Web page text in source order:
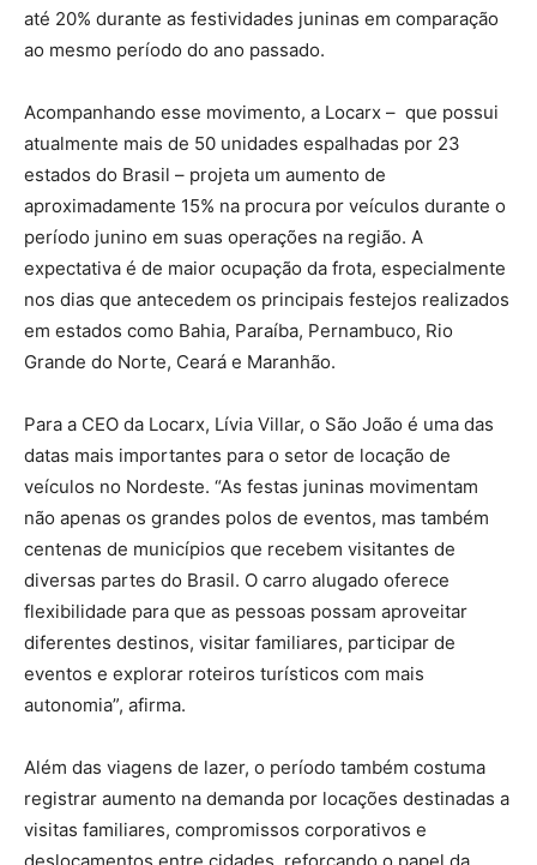
até 20% durante as festividades juninas em comparação
ao mesmo período do ano passado.
Acompanhando esse movimento, a Locarx – que possui
atualmente mais de 50 unidades espalhadas por 23
estados do Brasil – projeta um aumento de
aproximadamente 15% na procura por veículos durante o
período junino em suas operações na região. A
expectativa é de maior ocupação da frota, especialmente
nos dias que antecedem os principais festejos realizados
em estados como Bahia, Paraíba, Pernambuco, Rio
Grande do Norte, Ceará e Maranhão.
Para a CEO da Locarx, Lívia Villar, o São João é uma das
datas mais importantes para o setor de locação de
veículos no Nordeste. “As festas juninas movimentam
não apenas os grandes polos de eventos, mas também
centenas de municípios que recebem visitantes de
diversas partes do Brasil. O carro alugado oferece
flexibilidade para que as pessoas possam aproveitar
diferentes destinos, visitar familiares, participar de
eventos e explorar roteiros turísticos com mais
autonomia”, afirma.
Além das viagens de lazer, o período também costuma
registrar aumento na demanda por locações destinadas a
visitas familiares, compromissos corporativos e